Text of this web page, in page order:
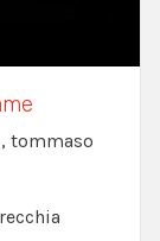
tommaso